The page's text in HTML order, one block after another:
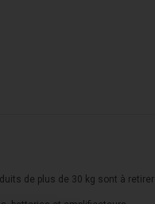
de plus de 30 kg sont à retirer